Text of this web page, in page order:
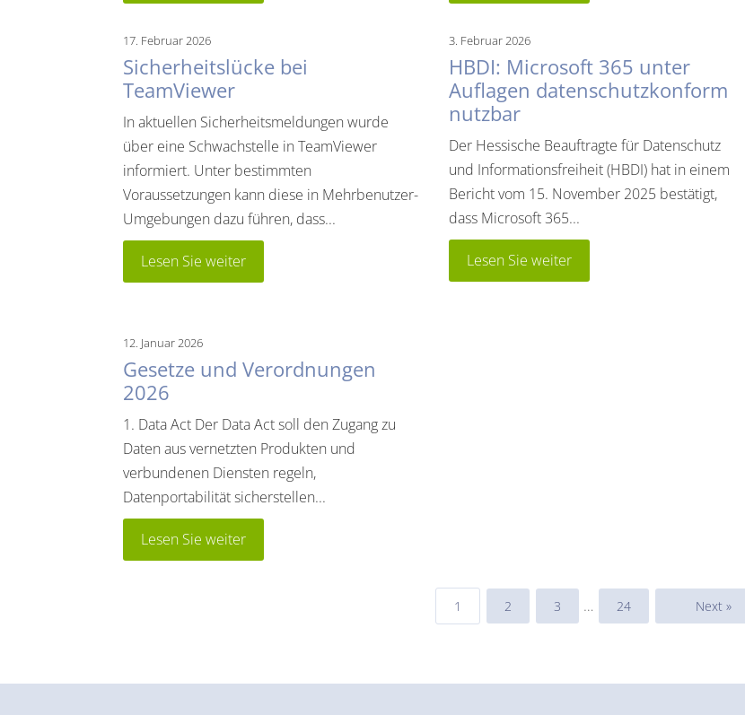
17. Februar 2026
Sicherheitslücke bei
TeamViewer
In aktuellen Sicherheitsmeldungen wurde
über eine Schwachstelle in TeamViewer
informiert. Unter bestimmten
Voraussetzungen kann diese in Mehrbenutzer-
Umgebungen dazu führen, dass...
Lesen Sie weiter
3. Februar 2026
HBDI: Microsoft 365 unter
Auflagen datenschutzkonform
nutzbar
Der Hessische Beauftragte für Datenschutz
und Informationsfreiheit (HBDI) hat in einem
Bericht vom 15. November 2025 bestätigt,
dass Microsoft 365...
Lesen Sie weiter
12. Januar 2026
Gesetze und Verordnungen
2026
1. Data Act Der Data Act soll den Zugang zu
Daten aus vernetzten Produkten und
verbundenen Diensten regeln,
Datenportabilität sicherstellen...
Lesen Sie weiter
1 2 3 … 24 Next »